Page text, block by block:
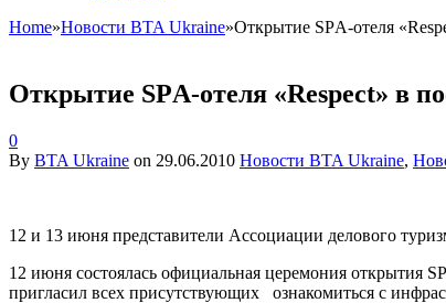
Home»Новости BTA Ukraine»Открытие SPА-отеля
Открытие SPА-отеля «Respect» в
0
By BTA Ukraine on 29.06.2010 Новости BTA Ukraine,
12 и 13 июня представители Ассоциации делового
12 июня состоялась официальная церемония открытия
пригласил всех присутствующих ознакомиться с